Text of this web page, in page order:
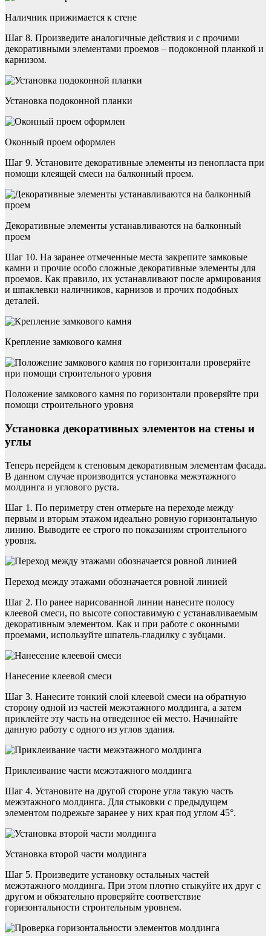
Наличник прижимается к стене
Шаг 8. Произведите аналогичные действия и с прочими
декоративными элементами проемов – подоконной планкой и
карнизом.
Установка подоконной планки
Оконный проем оформлен
Шаг 9. Установите декоративные элементы из пенопласта при
помощи клеящей смеси на балконный проем.
Декоративные элементы устанавливаются на балконный
проем
Шаг 10. На заранее отмеченные места закрепите замковые
камни и прочие особо сложные декоративные элементы для
проемов. Как правило, их устанавливают после армирования
и шпаклевки наличников, карнизов и прочих подобных
деталей.
Крепление замкового камня
Положение замкового камня по горизонтали проверяйте при
помощи строительного уровня
Установка декоративных элементов на стены и
углы
Теперь перейдем к стеновым декоративным элементам фасада.
В данном случае производится установка межэтажного
молдинга и углового руста.
Шаг 1. По периметру стен отмерьте на переходе между
первым и вторым этажом идеально ровную горизонтальную
линию. Выводите ее строго по показаниям строительного
уровня.
Переход между этажами обозначается ровной линией
Шаг 2. По ранее нарисованной линии нанесите полосу
клеевой смеси, по высоте сопоставимую с устанавливаемым
декоративным элементом. Как и при работе с оконными
проемами, используйте шпатель-гладилку с зубцами.
Нанесение клеевой смеси
Шаг 3. Нанесите тонкий слой клеевой смеси на обратную
сторону одной из частей межэтажного молдинга, а затем
приклейте эту часть на отведенное ей место. Начинайте
данную работу с одного из углов здания.
Приклеивание части межэтажного молдинга
Шаг 4. Установите на другой стороне угла такую часть
межэтажного молдинга. Для стыковки с предыдущем
элементом подрежьте заранее у них края под углом 45°.
Установка второй части молдинга
Шаг 5. Произведите установку остальных частей
межэтажного молдинга. При этом плотно стыкуйте их друг с
другом и обязательно проверяйте соответствие
горизонтальности строительным уровнем.